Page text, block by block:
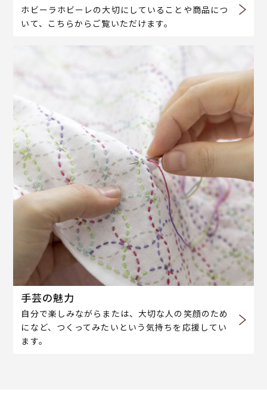
ホビーラホビーレの大切にしていることや商品につ
いて、こちらからご覧いただけます。
手芸の魅力
自分で楽しみながらまたは、大切な人の笑顔のため
になど、つくってみたいという気持ちを応援してい
ます。